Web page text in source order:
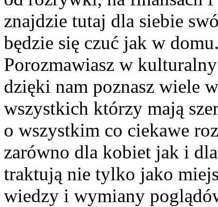
znajdzie tutaj dla siebie
będzie się czuć jak w
Porozmawiasz w
dzięki nam poznasz wiele
wszystkich którzy mają
o wszystkim co ciekawe
zarówno dla kobiet jak i
traktują nie tylko jako
wiedzy i wymiany